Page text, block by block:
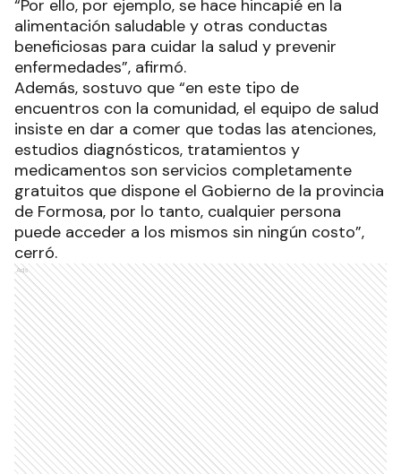
“Por ello, por ejemplo, se hace hincapié en la
alimentación saludable y otras conductas
beneficiosas para cuidar la salud y prevenir
enfermedades”, afirmó.
Además, sostuvo que “en este tipo de
encuentros con la comunidad, el equipo de salud
insiste en dar a comer que todas las atenciones,
estudios diagnósticos, tratamientos y
medicamentos son servicios completamente
gratuitos que dispone el Gobierno de la provincia
de Formosa, por lo tanto, cualquier persona
puede acceder a los mismos sin ningún costo”,
cerró.
Ads